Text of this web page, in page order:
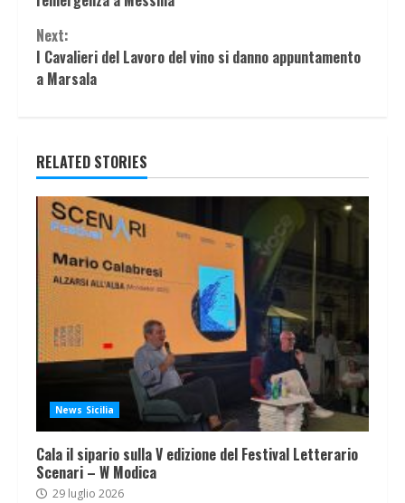
Next:
I Cavalieri del Lavoro del vino si danno appuntamento
a Marsala
RELATED STORIES
News Sicilia
Cala il sipario sulla V edizione del Festival Letterario
Scenari – W Modica
29 luglio 2026